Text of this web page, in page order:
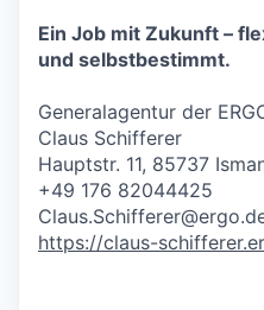
Ein Job mit Zukunft –
und selbstbestimmt.
Generalagentur der
Claus Schifferer
Hauptstr. 11, 85737
+49 176 82044425
https://claus-